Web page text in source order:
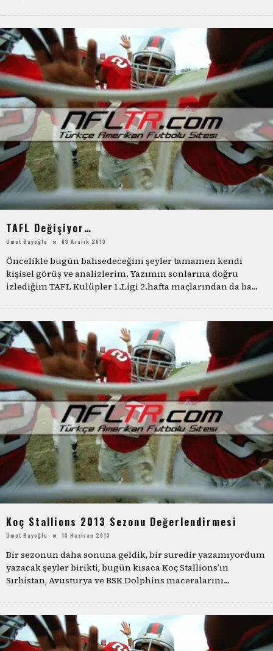
TAFL Değişiyor…
Umut Bayoğlu 03 Aralık 2013
Öncelikle bugün bahsedeceğim şeyler tamamen kendi
kişisel görüş ve analizlerim. Yazımın sonlarına doğru
izlediğim TAFL Kulüpler 1.Ligi 2.hafta maçlarından da ba...
Koç Stallions 2013 Sezonu Değerlendirmesi
Umut Bayoğlu 13 Haziran 2013
Bir sezonun daha sonuna geldik, bir suredir yazamıyordum
yazacak şeyler birikti, bugün kısaca Koç Stallions’ın
Sırbistan, Avusturya ve BSK Dolphins maceralarını...